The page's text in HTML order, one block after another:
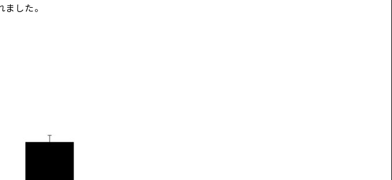
した。